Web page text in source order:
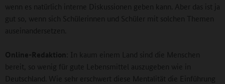
wenn es natürlich interne Diskussionen geben kann. Aber das ist ja
gut so, wenn sich Schülerinnen und Schüler mit solchen Themen
auseinandersetzen.
Online-Redaktion : In kaum einem Land sind die Menschen
bereit, so wenig für gute Lebensmittel auszugeben wie in
Deutschland. Wie sehr erschwert diese Mentalität die Einführung